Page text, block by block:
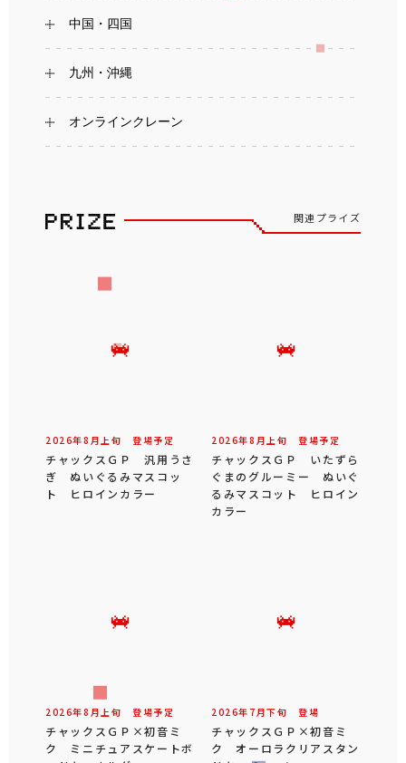
中国・四国
九州・沖縄
オンラインクレーン
関連プライズ
2026年8 月 上旬 登場予定
チャックスＧＰ 汎用うさ
ぎ ぬいぐるみマスコッ
ト ヒロインカラー
2026年8 月 上旬 登場予定
チャックスＧＰ いたずら
ぐまのグルーミー ぬいぐ
るみマスコット ヒロイン
カラー
2026年8 月 上旬 登場予定
チャックスＧＰ×初音ミ
ク ミニチュアスケートボ
2026年 7 月下旬 登場
チャックスＧＰ×初音ミ
ク オーロラクリアスタン